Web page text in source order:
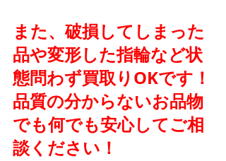
また、破損してしまった
品や変形した指輪など状
態問わず買取りOKです！
品質の分からないお品物
でも何でも安心してご相
談ください！